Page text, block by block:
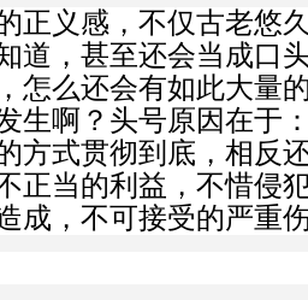
正义感，不仅古老悠
道，甚至还会当成口
怎么还会有如此大量
生啊？头号原因在于
方式贯彻到底，相反
正当的利益，不惜侵
成，不可接受的严重